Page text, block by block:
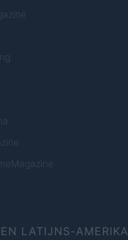
LATIJNS-AMERIKA